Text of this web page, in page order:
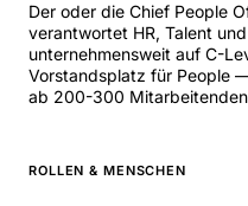
Der oder die Chief People
verantwortet HR, Talent
unternehmensweit auf C-
Vorstandsplatz für People
ab 200-300
ROLLEN & MENSCHEN